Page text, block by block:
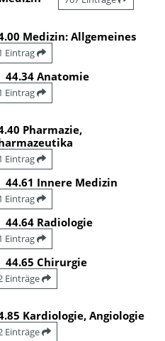
Medizin: Allgemeines
Eintrag
44.34 Anatomie
Eintrag
Pharmazie,
Eintrag
44.61 Innere Medizin
Eintrag
44.64 Radiologie
Eintrag
44.65 Chirurgie
Einträge
Kardiologie, Angiologie
Einträge